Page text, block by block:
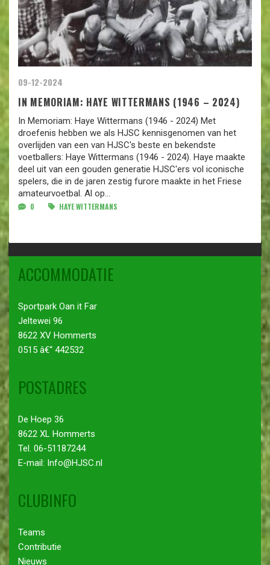
09-12-2024
IN MEMORIAM: HAYE WITTERMANS (1946 – 2024)
In Memoriam: Haye Wittermans (1946 - 2024) Met
droefenis hebben we als HJSC kennisgenomen van het
overlijden van een van HJSC's beste en bekendste
voetballers: Haye Wittermans (1946 - 2024). Haye maakte
deel uit van een gouden generatie HJSC'ers vol iconische
spelers, die in de jaren zestig furore maakte in het Friese
amateurvoetbal. Al op...
0 HAYE WITTERMANS
ACCOMMODATIE
Sportpark Oan it Far
Jeltewei 96
8622 XV Hommerts
0515 â€“ 442532
POSTADRES
De Hoep 36
8622 XL Hommerts
Tel. 06-51187244
E-mail: Info@HJSC.nl
CLUBINFO
Teams
Contributie
Nieuws